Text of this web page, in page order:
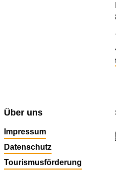
Über uns
Impressum
Datenschutz
Tourismusförderung